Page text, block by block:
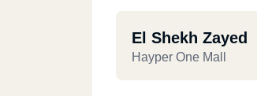
El Shekh Zayed
Hayper One Mall